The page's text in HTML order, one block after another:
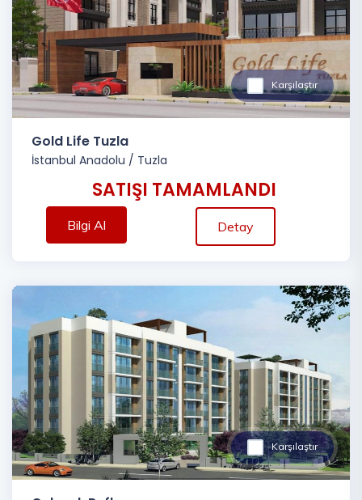
Karşılaştır
Gold Life Tuzla
İstanbul Anadolu / Tuzla
SATIŞI TAMAMLANDI
Bilgi Al Detay
Karşılaştır